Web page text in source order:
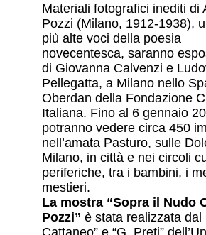
Materiali fotografici inediti di
Pozzi (Milano, 1912-1938),
più alte voci della poesia
novecentesca, saranno
di Giovanna Calvenzi e
Pellegatta, a Milano nello
Oberdan della Fondazione
Italiana. Fino al 6 gennaio
potranno vedere circa 450
nell’amata Pasturo, sulle
Milano, in città e nei circoli
periferiche, tra i bambini, i
mestieri.
La mostra “Sopra il Nudo
Pozzi” è stata realizzata dal
Cattaneo” e “G. Preti”